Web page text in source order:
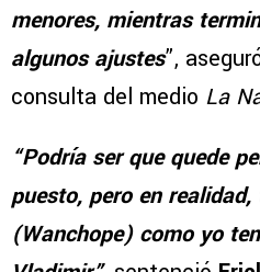
menores, mientras
algunos ajustes”,
consulta del medio La
“Podría ser que quede
puesto, pero en
(Wanchope) como yo